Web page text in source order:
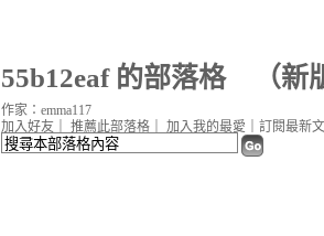
55b12eaf 的部落格（新
加入好友 推薦此部落格 加入我的最愛 訂閱最新
作家：emma117